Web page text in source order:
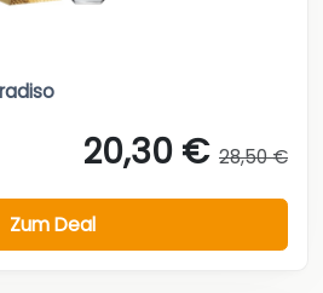
20,30 € 28,50 €
Zum Deal